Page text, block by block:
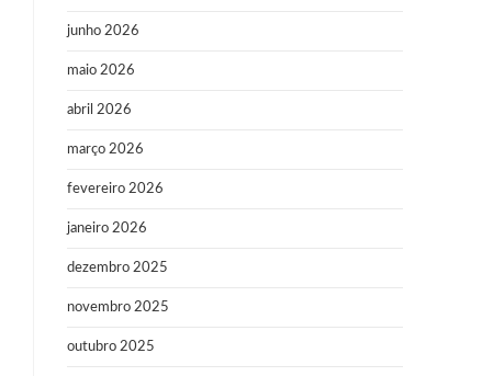
junho 2026
maio 2026
abril 2026
março 2026
fevereiro 2026
janeiro 2026
dezembro 2025
novembro 2025
outubro 2025